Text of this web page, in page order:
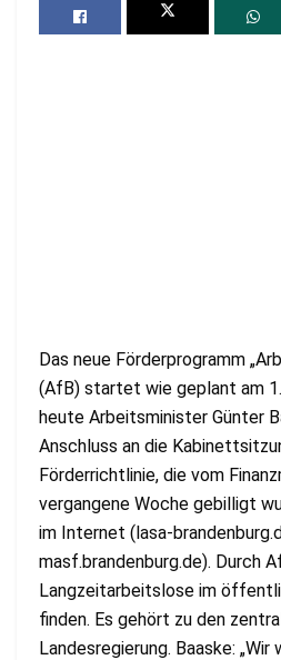
Das neue Förderprogramm
(AfB) startet wie geplant am
heute Arbeitsminister Günter
Anschluss an die
Förderrichtlinie, die vom
vergangene Woche gebilligt
im Internet (lasa-
masf.brandenburg.de). Durch
Langzeitarbeitslose im
finden. Es gehört zu den
Landesregierung. Baaske: